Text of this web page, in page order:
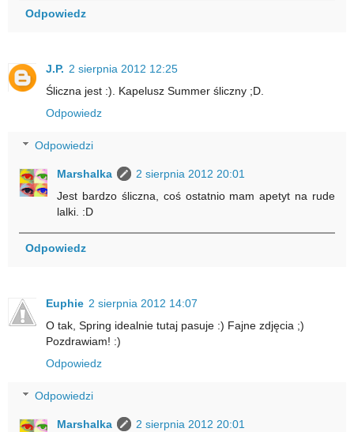
Odpowiedz
J.P. 2 sierpnia 2012 12:25
Śliczna jest :). Kapelusz Summer śliczny ;D.
Odpowiedz
Odpowiedzi
Marshalka
2 sierpnia 2012 20:01
Jest bardzo śliczna, coś ostatnio mam apetyt na rude
lalki. :D
Odpowiedz
Euphie 2 sierpnia 2012 14:07
O tak, Spring idealnie tutaj pasuje :) Fajne zdjęcia ;)
Pozdrawiam! :)
Odpowiedz
Odpowiedzi
Marshalka
2 sierpnia 2012 20:01